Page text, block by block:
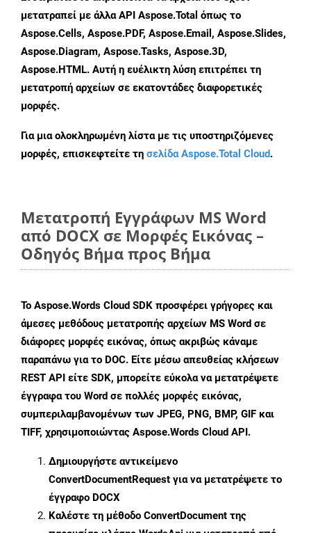
μετατραπεί με άλλα API Aspose.Total όπως το
Aspose.Cells, Aspose.PDF, Aspose.Email, Aspose.Slides,
Aspose.Diagram, Aspose.Tasks, Aspose.3D,
Aspose.HTML. Αυτή η ευέλικτη λύση επιτρέπει τη
μετατροπή αρχείων σε εκατοντάδες διαφορετικές
μορφές.
Για μια ολοκληρωμένη λίστα με τις υποστηριζόμενες
μορφές, επισκεφτείτε τη σελίδα Aspose.Total Cloud.
Μετατροπή Εγγράφων MS Word
από DOCX σε Μορφές Εικόνας –
Οδηγός Βήμα προς Βήμα
Το Aspose.Words Cloud SDK προσφέρει γρήγορες και
άμεσες μεθόδους μετατροπής αρχείων MS Word σε
διάφορες μορφές εικόνας, όπως ακριβώς κάναμε
παραπάνω για το DOC. Είτε μέσω απευθείας κλήσεων
REST API είτε SDK, μπορείτε εύκολα να μετατρέψετε
έγγραφα του Word σε πολλές μορφές εικόνας,
συμπεριλαμβανομένων των JPEG, PNG, BMP, GIF και
TIFF, χρησιμοποιώντας Aspose.Words Cloud API.
Δημιουργήστε αντικείμενο
ConvertDocumentRequest για να μετατρέψετε το
έγγραφο DOCX
Καλέστε τη μέθοδο ConvertDocument της